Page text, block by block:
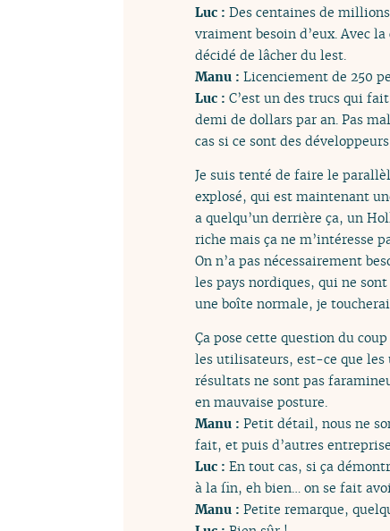
Luc : Des centaines de
vraiment besoin d’eux. Avec
décidé de lâcher du lest.
Manu : Licenciement de 250
Luc : C’est un des trucs qui
demi de dollars par an. Pas
cas si ce sont des
Je suis tenté de faire le
explosé, qui est maintenant
a quelqu’un derrière ça, un
riche mais ça ne m’intéresse
On n’a pas nécessairement
les pays nordiques, qui ne
une boîte normale, je
Ça pose cette question du
les utilisateurs, est-ce que les
résultats ne sont pas
en mauvaise posture.
Manu : Petit détail, nous ne
fait, et puis d’autres
Luc : En tout cas, si ça
à la fin, eh bien… on se fait
Manu : Petite remarque,